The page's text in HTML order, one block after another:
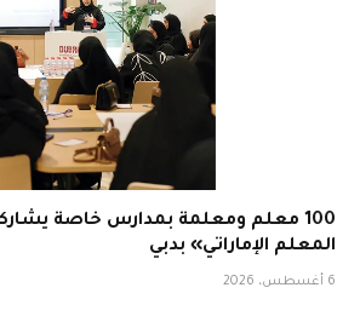
100 معلم ومعلمة بمدارس خاصة
المعلم الإماراتي» بدبي
6 أغسطس، 2026